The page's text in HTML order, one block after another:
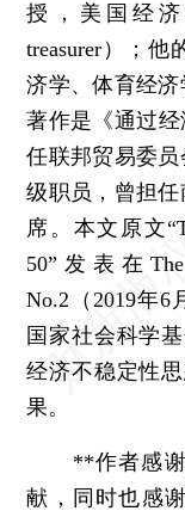
授，美国经济
treasurer）；
济学、体育经
著作是《通过
任联邦贸易委
级职员，曾担
席。本文原文
50”发表在The
No.2（2019年
国家社会科学
经济不稳定性
果。
**作者感谢其
献，同时也感